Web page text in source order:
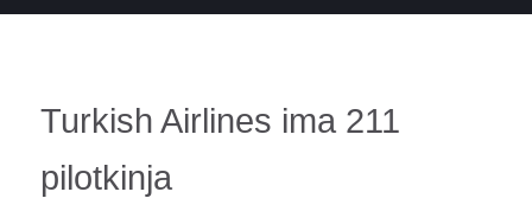
Turkish Airlines ima 211
pilotkinja